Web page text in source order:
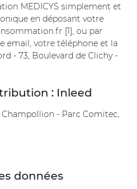
MEDICYS simplement et
en déposant votre
[1], ou par
email, votre téléphone et la
- 73, Boulevard de Clichy -
: Inleed
Champollion - Parc Comitec,
données